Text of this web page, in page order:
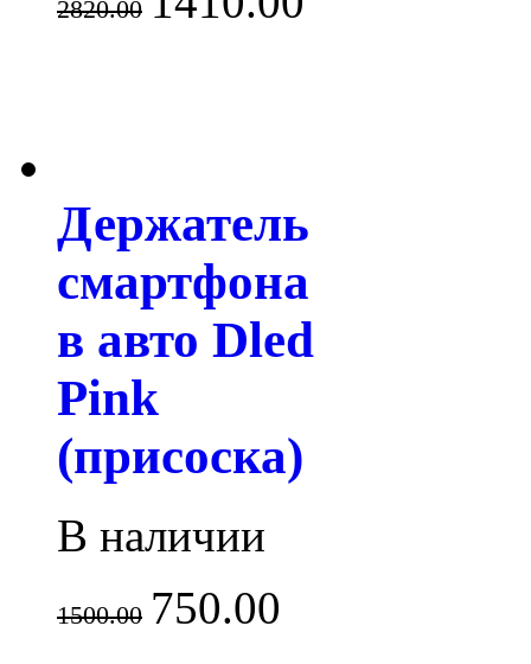
2820.00
Держатель
смартфона
в авто Dled
Pink
(присоска)
В наличии
1500.00 750.00